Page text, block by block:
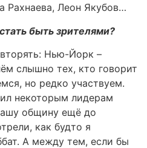
Рахнаева, Леон Якубов…
быть зрителями?
Нью-Йорк –
слышно тех, кто говорит
но редко участвуем.
некоторым лидерам
общину ещё до
как будто я
А между тем, если бы